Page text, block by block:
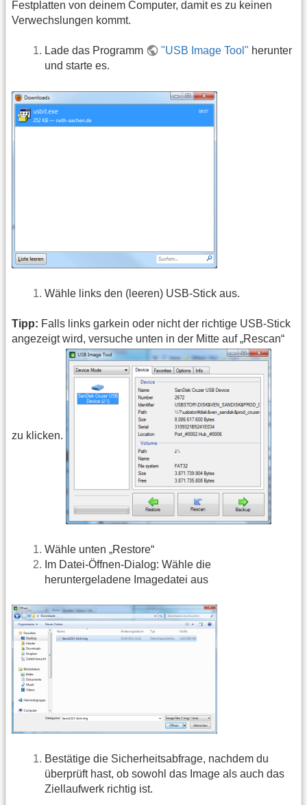
Festplatten von deinem Computer, damit es zu keinen
Verwechslungen kommt.
Lade das Programm "USB Image Tool" herunter
und starte es.
Wähle links den (leeren) USB-Stick aus.
Tipp: Falls links garkein oder nicht der richtige USB-Stick
angezeigt wird, versuche unten in der Mitte auf „Rescan“
zu klicken.
Wähle unten „Restore“
Im Datei-Öffnen-Dialog: Wähle die
heruntergeladene Imagedatei aus
Bestätige die Sicherheitsabfrage, nachdem du
überprüft hast, ob sowohl das Image als auch das
Ziellaufwerk richtig ist.